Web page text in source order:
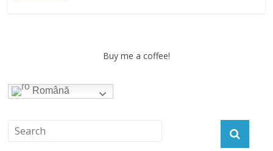
Buy me a coffee!
Română